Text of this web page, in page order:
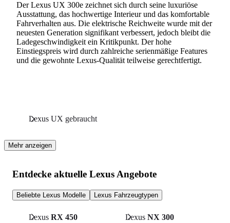
Der Lexus UX 300e zeichnet sich durch seine luxuriöse
Ausstattung, das hochwertige Interieur und das komfortable
Fahrverhalten aus. Die elektrische Reichweite wurde mit der
neuesten Generation signifikant verbessert, jedoch bleibt die
Ladegeschwindigkeit ein Kritikpunkt. Der hohe
Einstiegspreis wird durch zahlreiche serienmäßige Features
und die gewohnte Lexus-Qualität teilweise gerechtfertigt.
Lexus UX gebraucht
Mehr anzeigen
Entdecke aktuelle Lexus Angebote
Beliebte Lexus Modelle Lexus Fahrzeugtypen
Lexus RX 450 Lexus NX 300